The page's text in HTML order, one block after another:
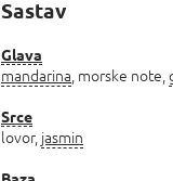
proizvoda
je
0,0
od
5
zvjezdica.
Sastav
Glava
mandarina , morske note,
Srce
lovor, jasmin